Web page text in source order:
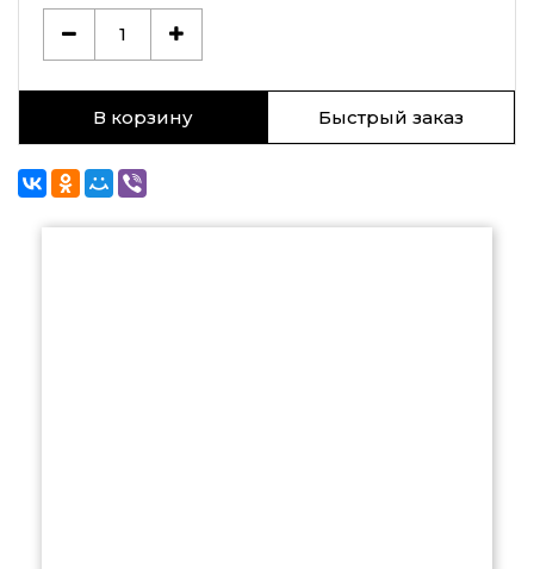
1
В корзину Быстрый заказ